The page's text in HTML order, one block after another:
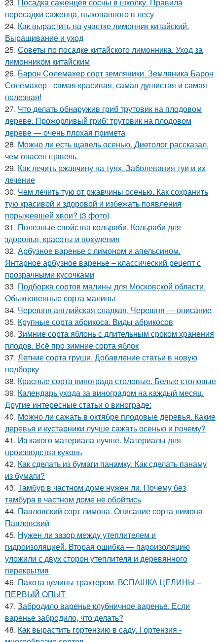
пересадки саженца, выкопанного в лесу
24. Как вырастить на участке лимонник китайский.
Выращивание и уход
25. Советы по посадке китайского лимонника. Уход за
лимонником китайским
26. Барон Солемахер сорт земляники. Земляника Барон
Солемахер - самая красивая, самая душистая и самая
полезная!
27. Что делать обнаружив гриб трутовик на плодовом
дереве. Прожорливый гриб: трутовик на плодовом
дереве — очень плохая примета
28. Можно ли есть щавель осенью. Диетолог рассказал,
чем опасен щавель
29. Как лечить ржавчину на туях. Заболевания туи и их
лечение
30. Чем лечить тую от ржавчины осенью. Как сохранить
тую красивой и здоровой и избежать появления
порыжевшей хвои? (3 фото)
31. Полезные свойства кольраби. Кольраби для
здоровья, красоты и похудения
32. Арбузное варенье с лимоном и апельсином.
Янтарное арбузное варенье – классический рецепт с
прозрачными кусочками
33. Подборка сортов малины для Московской области.
Обыкновенные сорта малины
34. Черешня английская сладкая. Черешня — описание
35. Крупные сорта абрикоса. Виды абрикосов
36. Зимние сорта яблонь с длительным сроком хранения
плодов. Всё про зимние сорта яблок
37. Летние сорта груши. Добавление статьи в новую
подборку
38. Красные сорта винограда столовые. Белые столовые
39. Календарь ухода за виноградом на каждый месяц.
Другие интересные статьи о винограде:
40. Можно ли сажать в октябре плодовые деревья. Какие
деревья и кустарники лучше сажать осенью и почему?
41. Из какого материала лучше. Материалы для
производства кухонь
42. Как сделать из бумаги панамку. Как сделать панаму
из бумаги?
43. Тамбур в частном доме нужен ли. Почему без
тамбура в частном доме не обойтись
44. Павловский сорт лимона. Описание сорта лимона
Павловский
45. Нужен ли зазор между утеплителем и
гидроизоляцией. Вторая ошибка — пароизоляцию
уложили с двух сторон утеплителя и деревянного
перекрытия
46. Пахота целины трактором. ВСПАШКА ЦЕЛИНЫ –
ПЕРВЫЙ ОПЫТ
47. Забродило варенье клубничное варенье. Если
варенье забродило, что делать?
48. Как вырастить гортензию в саду. Гортензия -